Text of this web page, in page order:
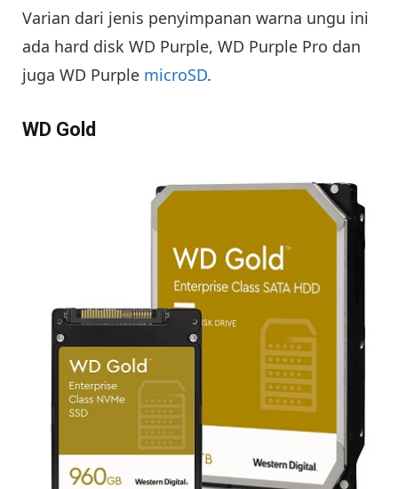
Varian dari jenis penyimpanan warna ungu ini
ada hard disk WD Purple, WD Purple Pro dan
juga WD Purple microSD.
WD Gold